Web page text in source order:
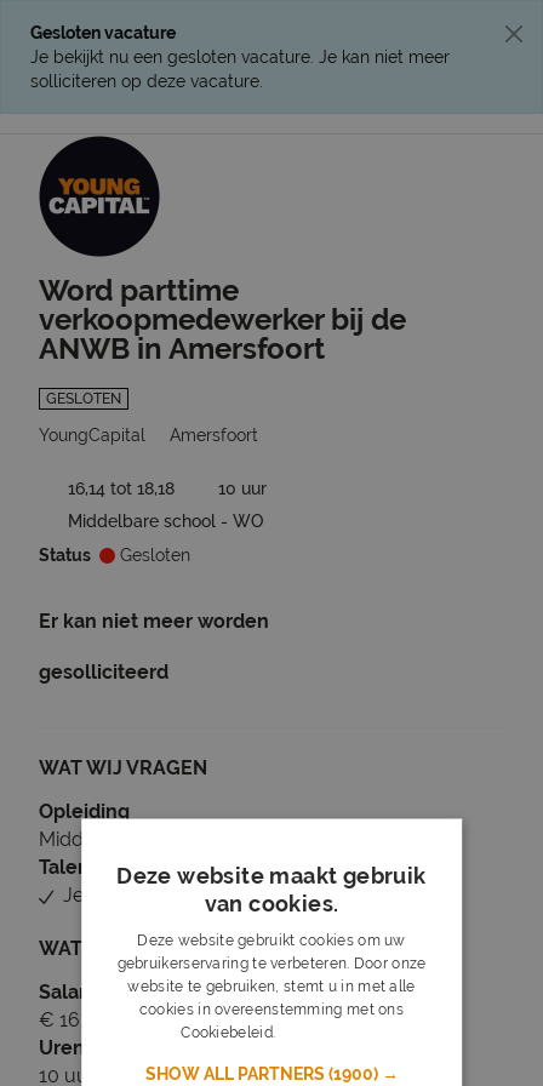
Gesloten vacature
Je bekijkt nu een gesloten vacature. Je kan niet meer
solliciteren op deze vacature.
Word parttime
verkoopmedewerker bij de
ANWB in Amersfoort
GESLOTEN
YoungCapital Amersfoort
16,14 tot 18,18
10 uur
Middelbare school - WO
Status
Gesloten
Er kan niet meer worden
gesolliciteerd
WAT WIJ VRAGEN
Opleiding
Middelbare school, MBO, HBO, Universiteit
Talen
Je beheerst Nederlands
WAT WIJ BIEDEN
Salaris
€ 16,14 tot € 18,18
Uren
10 uur per week
Deze website maakt gebruik
van cookies.
Deze website gebruikt cookies om uw
gebruikerservaring te verbeteren. Door onze
website te gebruiken, stemt u in met alle
cookies in overeenstemming met ons
Cookiebeleid.
SHOW ALL PARTNERS(1900) →